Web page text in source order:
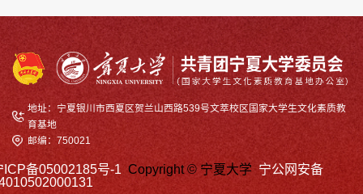
地址：宁夏银川市西夏区贺兰山西路539号文萃校区国家大学生文化素质教
育基地
邮编：750021
ICP备05002185号-1 Copyright © 宁夏大学 宁公网安备